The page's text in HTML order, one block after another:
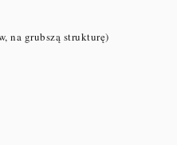
na grubszą strukturę)